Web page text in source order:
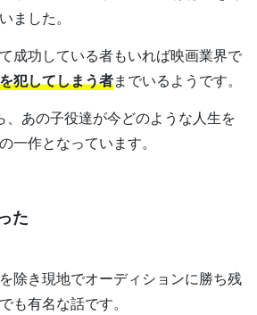
ました。
成功している者もいれば映画業界で
犯してしまう者までいるようです。
、あの子役達が今どのような人生を
一作となっています。
た
除き現地でオーディションに勝ち残
も有名な話です。